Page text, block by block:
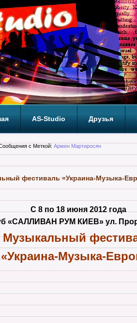
AS-Studio Друзья
ТОПс Меткой: Армен Мартиросян
фестиваль «Украина-Музыка-
С 8 по 18 июня2012 года
«САЛЛИВАН РУМ КИЕВ» ул.
Музыкальный
«Украина-Музыка-